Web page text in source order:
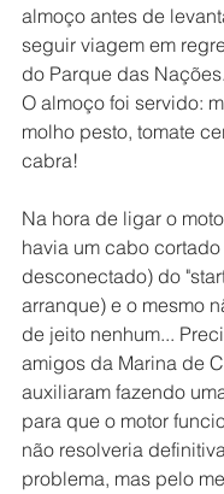
almoço antes de
seguir viagem em
do Parque das Nações.
O almoço foi servido:
molho pesto, tomate
cabra!
Na hora de ligar o
havia um cabo cortado
desconectado) do
arranque) e o mesmo
de jeito nenhum...
amigos da Marina de
auxiliaram fazendo
para que o motor
não resolveria
problema, mas pelo